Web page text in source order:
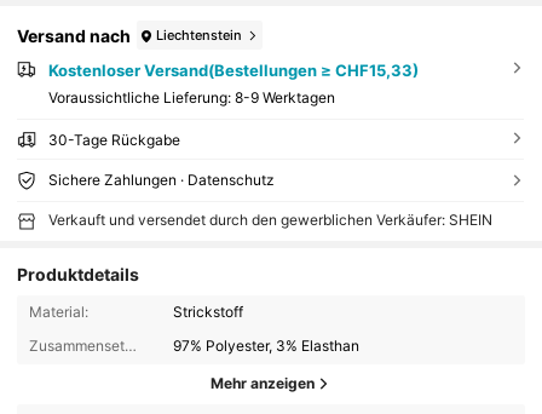
Versand nach Liechtenstein
Kostenloser Versand(Bestellungen ≥ CHF15,33)
Voraussichtliche Lieferung: 8-9 Werktagen
30-Tage Rückgabe
Sichere Zahlungen · Datenschutz
Verkauft und versendet durch den gewerblichen Verkäufer: SHEIN
Produktdetails
Material:
Strickstoff
Zusammensetzung:
97% Polyester, 3% Elasthan
Mehr anzeigen